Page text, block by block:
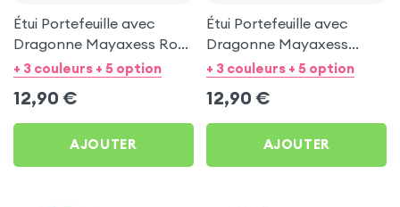
Étui Portefeuille avec
Dragonne Mayaxess Rose
gold pour Samsung
+ 3 couleurs + 5 option
12,90 €
AJOUTER
Étui Portefeuille avec
Dragonne Mayaxess
Rouge pour Samsung
+ 3 couleurs + 5 option
12,90 €
AJOUTER